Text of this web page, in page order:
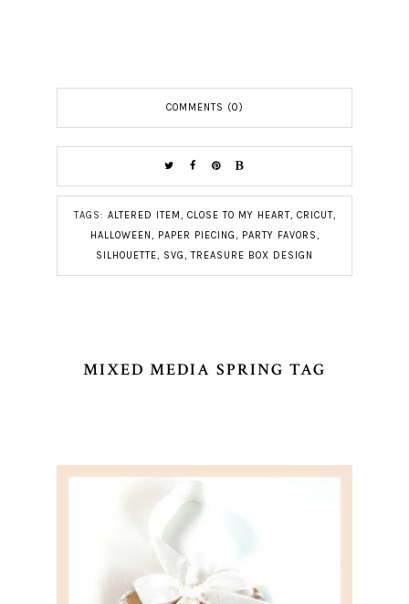
COMMENTS (0)
TAGS: ALTERED ITEM, CLOSE TO MY HEART, CRICUT,
HALLOWEEN, PAPER PIECING, PARTY FAVORS,
SILHOUETTE, SVG,TREASURE BOX DESIGN
MIXED MEDIA SPRING TAG